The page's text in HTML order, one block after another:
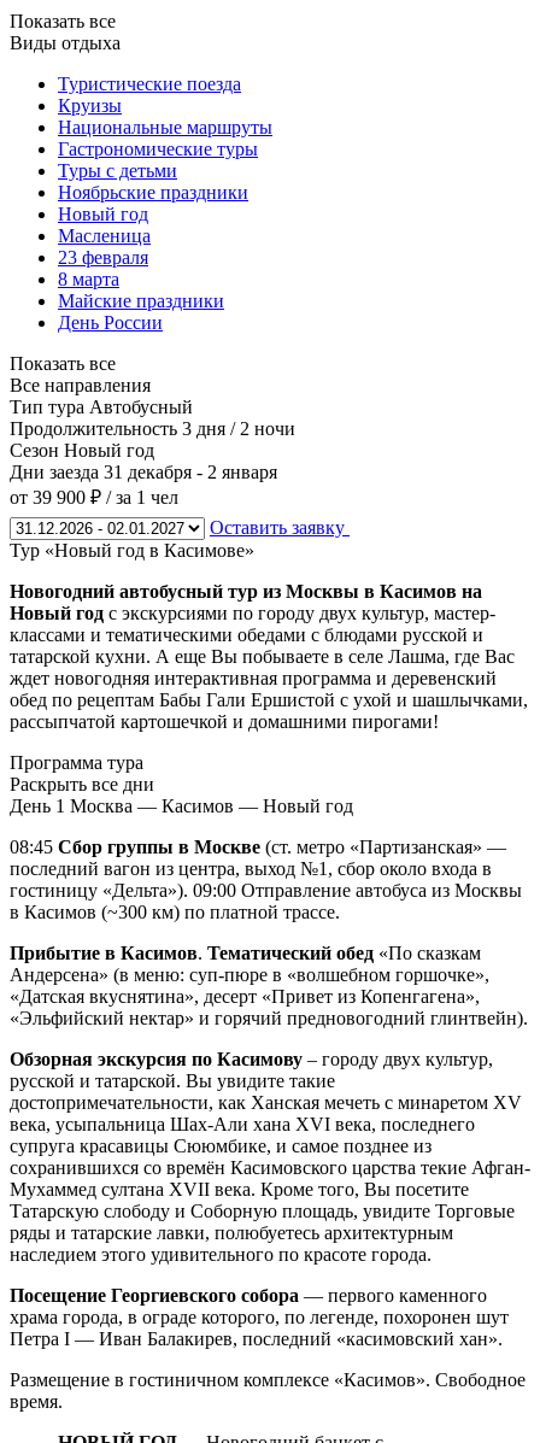
Показать все
Виды отдыха
Туристические поезда
Круизы
Национальные маршруты
Гастрономические туры
Туры с детьми
Ноябрьские праздники
Новый год
Масленица
23 февраля
8 марта
Майские праздники
День России
Показать все
Все направления
Тип тура Автобусный
Продолжительность 3 дня / 2 ночи
Сезон Новый год
Дни заезда 31 декабря - 2 января
от 39 900 ₽ / за 1 чел
Оставить заявку
Тур «Новый год в Касимове»
Новогодний автобусный тур из Москвы в Касимов на
Новый год с экскурсиями по городу двух культур, мастер-
классами и тематическими обедами с блюдами русской и
татарской кухни. А еще Вы побываете в селе Лашма, где Вас
ждет новогодняя интерактивная программа и деревенский
обед по рецептам Бабы Гали Ершистой с ухой и шашлычками,
рассыпчатой картошечкой и домашними пирогами!
Программа тура
Раскрыть все дни
День 1 Москва — Касимов — Новый год
08:45 Сбор группы в Москве (ст. метро «Партизанская» —
последний вагон из центра, выход №1, сбор около входа в
гостиницу «Дельта»). 09:00 Отправление автобуса из Москвы
в Касимов (~300 км) по платной трассе.
Прибытие в Касимов. Тематический обед «По сказкам
Андерсена» (в меню: суп-пюре в «волшебном горшочке»,
«Датская вкуснятина», десерт «Привет из Копенгагена»,
«Эльфийский нектар» и горячий предновогодний глинтвейн).
Обзорная экскурсия по Касимову – городу двух культур,
русской и татарской. Вы увидите такие
достопримечательности, как Ханская мечеть с минаретом XV
века, усыпальница Шах-Али хана XVI века, последнего
супруга красавицы Сююмбике, и самое позднее из
сохранившихся со времён Касимовского царства текие Афган-
Мухаммед султана XVII века. Кроме того, Вы посетите
Татарскую слободу и Соборную площадь, увидите Торговые
ряды и татарские лавки, полюбуетесь архитектурным
наследием этого удивительного по красоте города.
Посещение Георгиевского собора — первого каменного
храма города, в ограде которого, по легенде, похоронен шут
Петра I — Иван Балакирев, последний «касимовский хан».
Размещение в гостиничном комплексе «Касимов». Свободное
время.